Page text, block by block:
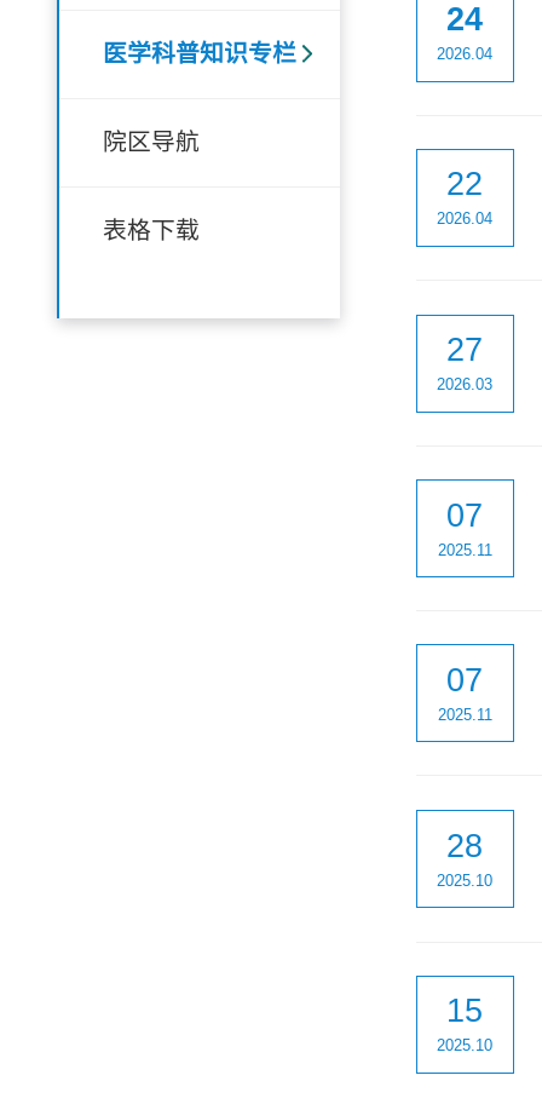
医学科普知识专栏
院区导航
表格下载
24
2026.04
22
2026.04
27
2026.03
07
2025.11
07
2025.11
28
2025.10
15
2025.10